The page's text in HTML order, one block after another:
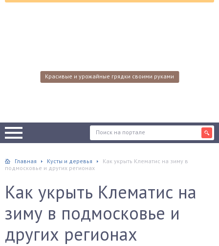
Красивые и урожайные грядки своими руками
Главная Кусты и деревья
Как укрыть Клематис на зиму в
подмосковье и других регионах
Как укрыть Клематис на
зиму в подмосковье и
других регионах